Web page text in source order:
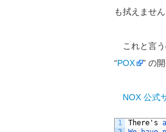
も拭えません.
これと言う
“POX ” の
NOX 公式
1
There ' s